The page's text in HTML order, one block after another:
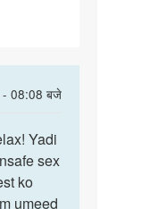
- 08:08 बजे
Yadi
sex
ko
umeed